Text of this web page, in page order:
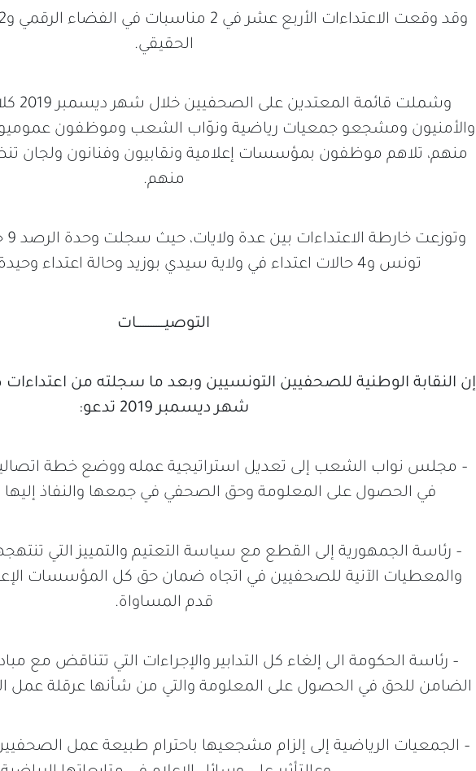
الحقيقي.
وشملت
والأمنيون ومشجعو جمعيات رياضية ونوّاب الشعب وموظفون عموميون
منهم، تلاهم موظفون بمؤسسات إعلامية ونقابيون وفنانون ولجان
منهم.
تونس و4 حالات اعتداء في ولاية سيدي بوزيد وحالة اعتداء وحيدة في ولاية توزر.
التوصيـــــــــــــــــات
إن النقابة الوطنية للصحفيين التونسيين وبعد ما سجلته من
شهر ديسمبر 2019 تدعو:
– مجلس نواب الشعب إلى تعديل استراتيجية عمله ووضع خطة
في الحصول على المعلومة وحق الصحفي في جمعها والنفاذ
– رئاسة الجمهورية إلى القطع مع سياسة التعتيم والتمييز التي
والمعطيات الآنية للصحفيين في اتجاه ضمان حق كل المؤسسات
قدم المساواة.
– رئاسة الحكومة الى إلغاء كل التدابير والإجراءات التي تتناقض مع
الضامن للحق في الحصول على المعلومة والتي من شأنها عرقلة عمل
– الجمعيات الرياضية إلى إلزام مشجعيها باحترام طبيعة عمل